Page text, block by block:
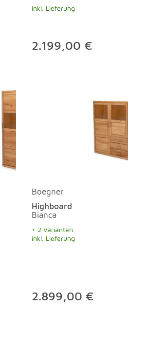
inkl. Lieferung
2.199,00 €
Boegner
Highboard
Bianca
+ 2 Varianten
inkl. Lieferung
2.899,00 €